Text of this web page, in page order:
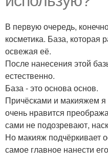
В первую очередь,
косметика. База, которая
освежая её.
После нанесения этой
естественно.
База - это основа основ.
Причёсками и макияжем
очень нравится
сами не подозревают,
Но макияж подчёркивает
самое главное нанести